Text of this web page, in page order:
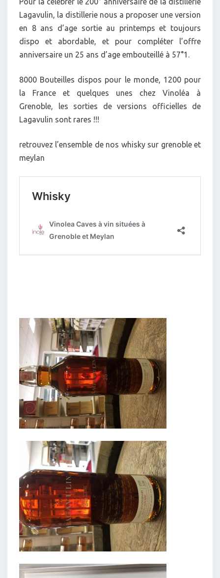
Lagavulin, la distillerie nous a proposer une version
en 8 ans d’age sortie au printemps et toujours
dispo et abordable, et pour compléter l’offre
anniversaire un 25 ans d’age embouteillé à 57°1.
8000 Bouteilles dispos pour le monde, 1200 pour
la France et quelques unes chez Vinoléa à
Grenoble, les sorties de versions officielles de
Lagavulin sont rares !!!
retrouvez l’ensemble de nos whisky sur grenoble et
meylan